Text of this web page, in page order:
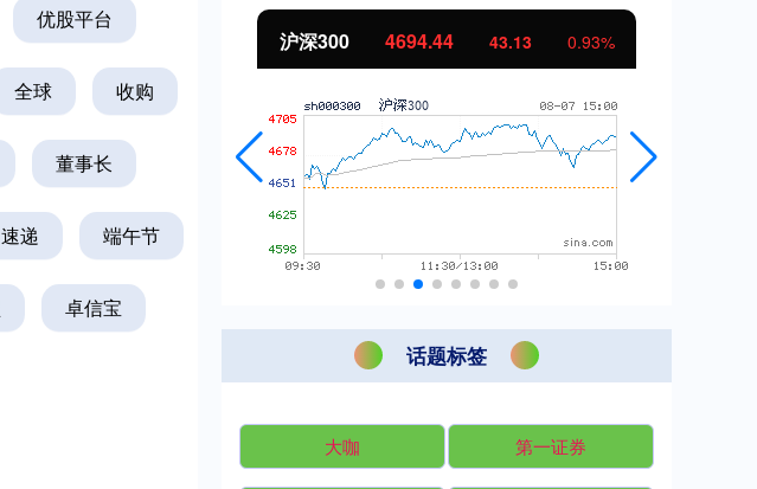
优股平台
全球 收购
董事长
速递 端午节
卓信宝
43.13 0.93% 北证50 1134.24 11.37 1.01%
话题标签
大咖 第一证券